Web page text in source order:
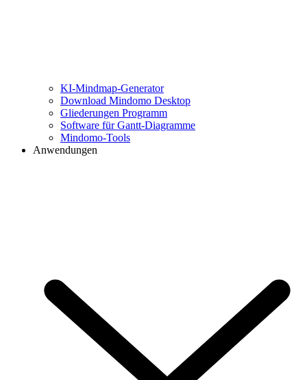
KI-Mindmap-Generator
Download Mindomo Desktop
Gliederungen Programm
Software für Gantt-Diagramme
Mindomo-Tools
Anwendungen